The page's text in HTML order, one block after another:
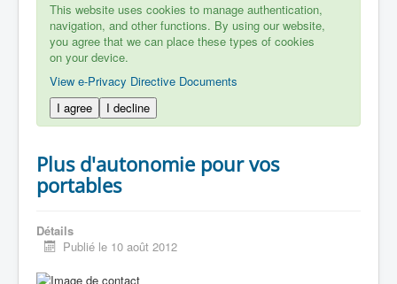
This website uses cookies to manage authentication,
navigation, and other functions. By using our website,
you agree that we can place these types of cookies
on your device.
View e-Privacy Directive Documents
I agree
I decline
Plus d'autonomie pour vos
portables
Détails
Publié le 10 août 2012